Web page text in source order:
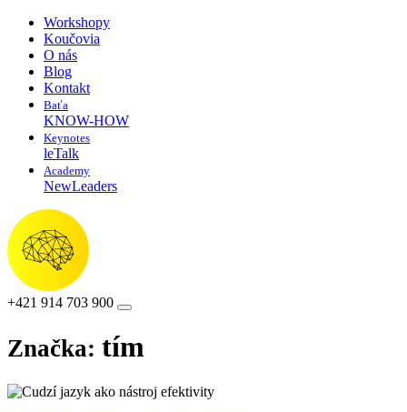
Workshopy
Koučovia
O nás
Blog
Kontakt
Baťa
KNOW-HOW
Keynotes
leTalk
Academy
NewLeaders
+421 914 703 900
Značka: tím